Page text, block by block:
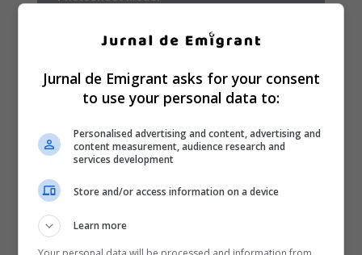
Jurnal de Emigrant asks for your consent
to use your personal data to:
Personalised advertising and content, advertising and
content measurement, audience research and
services development
Store and/or access information on a device
Learn more